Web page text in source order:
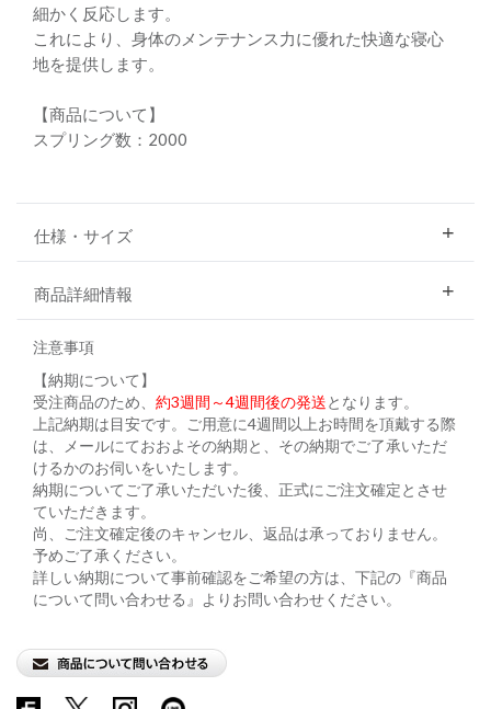
細かく反応します。
これにより、身体のメンテナンス力に優れた快適な寝心
地を提供します。
【商品について】
スプリング数：2000
仕様・サイズ
商品詳細情報
注意事項
【納期について】
受注商品のため、 約3週間～4週間後の発送となります。
上記納期は目安です。ご用意に4週間以上お時間を頂戴する際
は、メールにておおよその納期と、その納期でご了承いただ
けるかのお伺いをいたします。
納期についてご了承いただいた後、正式にご注文確定とさせ
ていただきます。
尚、ご注文確定後のキャンセル、返品は承っておりません。
予めご了承ください。
詳しい納期について事前確認をご希望の方は、下記の『商品
について問い合わせる』よりお問い合わせください。